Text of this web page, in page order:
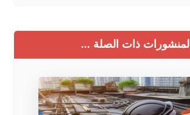
المنشورات ذات الصلة ...